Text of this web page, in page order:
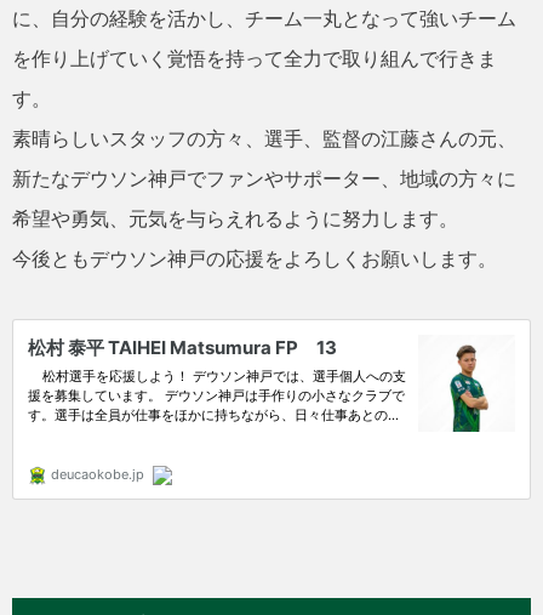
に、自分の経験を活かし、チーム一丸となって強いチーム
を作り上げていく覚悟を持って全力で取り組んで行きま
す。
素晴らしいスタッフの方々、選手、監督の江藤さんの元、
新たなデウソン神戸でファンやサポーター、地域の方々に
希望や勇気、元気を与らえれるように努力します。
今後ともデウソン神戸の応援をよろしくお願いします。